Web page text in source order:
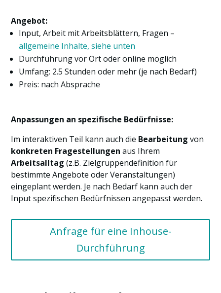
Angebot:
Input, Arbeit mit Arbeitsblättern, Fragen –
allgemeine Inhalte, siehe unten
Durchführung vor Ort oder online möglich
Umfang: 2.5 Stunden oder mehr (je nach Bedarf)
Preis: nach Absprache
Anpassungen an spezifische Bedürfnisse:
Im interaktiven Teil kann auch die Bearbeitung von
konkreten Fragestellungen aus Ihrem
Arbeitsalltag (z.B. Zielgruppendefinition für
bestimmte Angebote oder Veranstaltungen)
eingeplant werden. Je nach Bedarf kann auch der
Input spezifischen Bedürfnissen angepasst werden.
Anfrage für eine Inhouse-
Durchführung